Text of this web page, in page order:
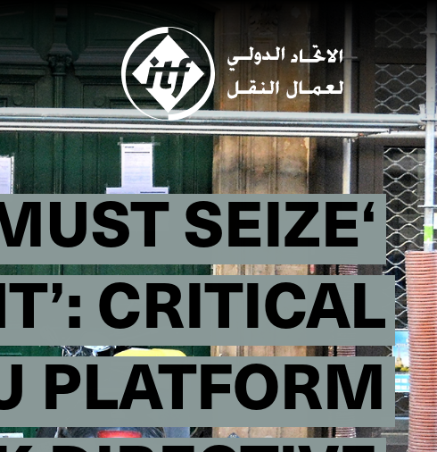
Skip
to
main
content
SEIZE
CRITICAL
PLATFORM